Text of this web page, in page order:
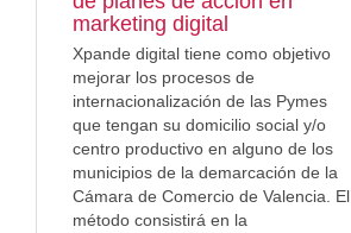
marketing digital
Xpande digital tiene como objetivo
mejorar los procesos de
internacionalización de las Pymes
que tengan su domicilio social y/o
centro productivo en alguno de los
municipios de la demarcación de la
Cámara de Comercio de Valencia. El
método consistirá en la